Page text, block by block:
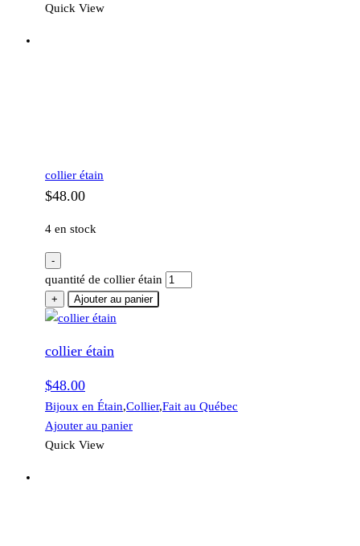
Quick View
collier étain
$48.00
4 en stock
-
quantité de collier étain
+ Ajouter au panier
collier étain
$48.00
Bijoux en Étain,Collier,Fait au Québec
Ajouter au panier
Quick View